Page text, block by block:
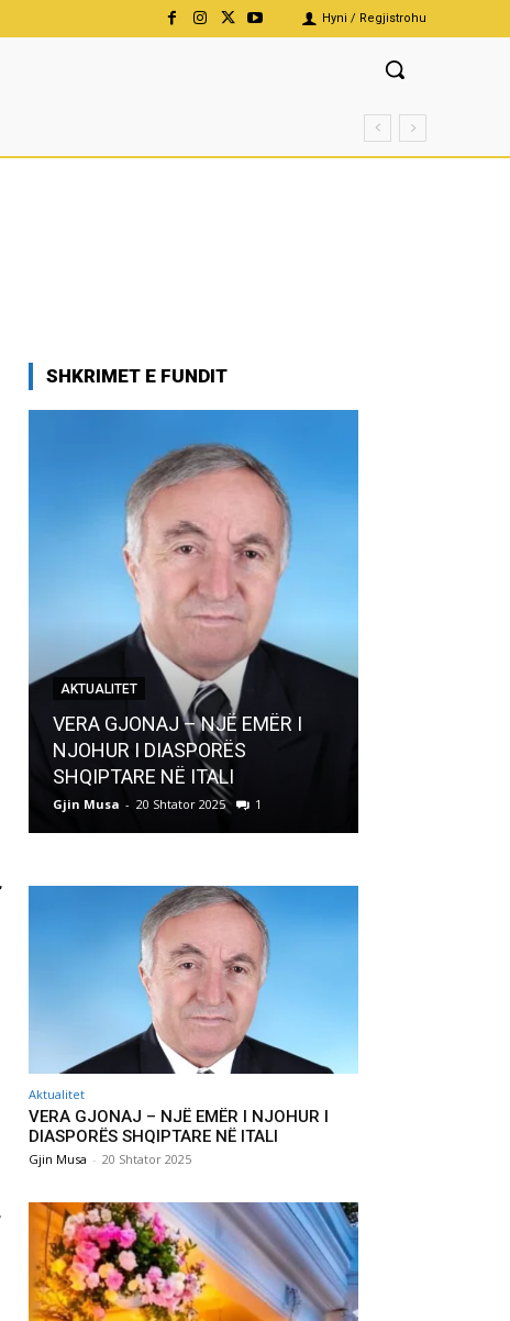
Hyni / Regjistrohu
SHKRIMET E FUNDIT
AKTUALITET
VERA GJONAJ – NJË EMËR I
NJOHUR I DIASPORËS
SHQIPTARE NË ITALI
Gjin Musa - 20 Shtator 2025 1
Aktualitet
VERA GJONAJ – NJË EMËR I NJOHUR I
DIASPORËS SHQIPTARE NË ITALI
Gjin Musa - 20 Shtator 2025